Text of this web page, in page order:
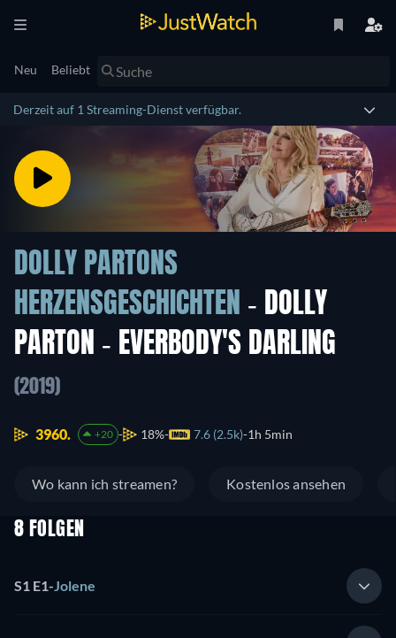
Neu Beliebt
Derzeit auf 1 Streaming-Dienst verfügbar.
DOLLY PARTONS
HERZENSGESCHICHTEN - DOLLY
PARTON - EVERBODY'S DARLING
(2019)
3960. +20 18% 7.6 (2.5k) 1h 5min
Wo kann ich streamen? Kostenlos ansehen
8 FOLGEN
S1 E1- Jolene